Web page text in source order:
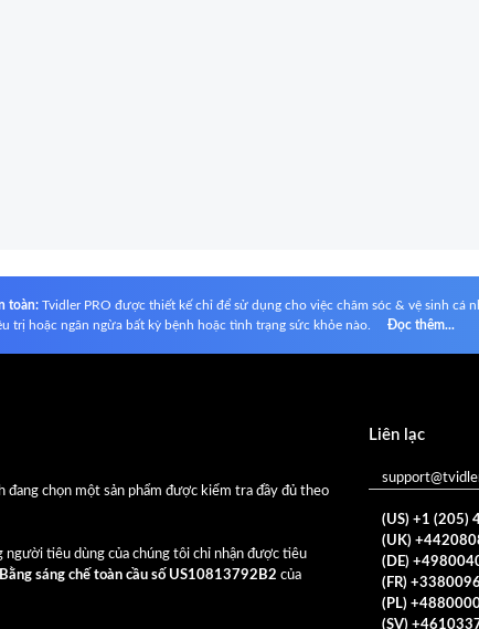
toàn: Tvidler PRO được thiết kế chỉ để sử dụng cho việc chăm sóc & vệ sinh cá
trị hoặc ngăn ngừa bất kỳ bệnh hoặc tình trạng sức khỏe nào.
Đọc thêm...
đang chọn một sản phẩm được kiểm tra đầy đủ theo
tiêu dùng của chúng tôi chỉ nhận được tiêu
Bằng sáng chế toàn cầu số US10813792B2 của
Liên lạc
(US) +1 (205)
(UK)
(DE)
(FR)
(PL)
(SV)